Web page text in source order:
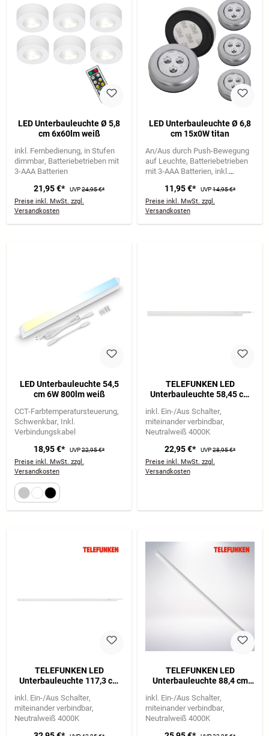
LED Unterbauleuchte Ø 5,8
cm 6x60lm weiß
inkl. Fernbedienung in Stufen
dimmbar Batteriebetrieben mit
3-AAA Batterien
21,95 €* UVP24,95 €*
Preise inkl. MwSt. zzgl.
Versandkosten
LED Unterbauleuchte Ø 6,8
cm 15x0W titan
An/Aus durch Push-Bewegung
auf Leuchte Batteriebetrieben
mit 3-AAA Batterien inkl.
11,95 €* UVP14,95 €*
Preise inkl. MwSt. zzgl.
Versandkosten
LED Unterbauleuchte 54,5
cm 6W 800lm weiß
CCT-Farbtemperatursteuerung
Schwenkbar Inkl.
Verbindungskabel
18,95 €* UVP22,95 €*
Preise inkl. MwSt. zzgl.
Versandkosten
TELEFUNKEN LED
Unterbauleuchte 58,45 cm
inkl. Ein-/Aus Schalter
miteinander verbindbar
Neutralweiß 4000K
22,95 €* UVP28,95 €*
Preise inkl. MwSt. zzgl.
Versandkosten
TELEFUNKEN LED
Unterbauleuchte 117,3 cm
inkl. Ein-/Aus Schalter
miteinander verbindbar
Neutralweiß 4000K
TELEFUNKEN LED
Unterbauleuchte 88,4 cm
inkl. Ein-/Aus Schalter
miteinander verbindbar
Neutralweiß 4000K